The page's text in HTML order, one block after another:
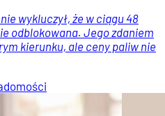
wykluczył, że w ciągu 48
odblokowana. Jego zdaniem
kierunku, ale ceny paliw nie